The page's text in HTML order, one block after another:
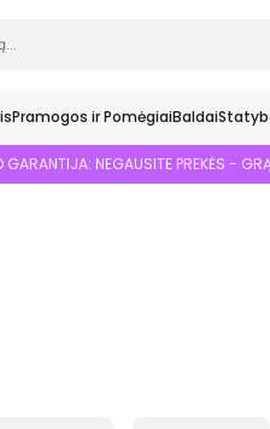
Pramogos ir PomėgiaiBaldai
NEGAUSITE PREKĖS -